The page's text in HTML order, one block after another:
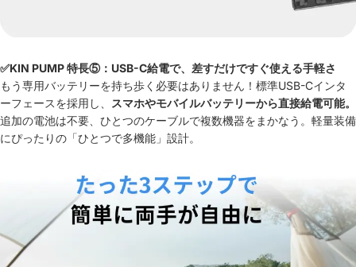
✅KIN PUMP 特長⑤：USB-C給電で、差すだけですぐ使える手軽さ
もう専用バッテリーを持ち歩く必要はありません！標準USB-Cインタ
ーフェースを採用し、
スマホやモバイルバッテリーから直接給電可能。
追加の電池は不要、ひとつのケーブルで複数機器をまかなう。軽量装備
にぴったりの「ひとつで多機能」設計。